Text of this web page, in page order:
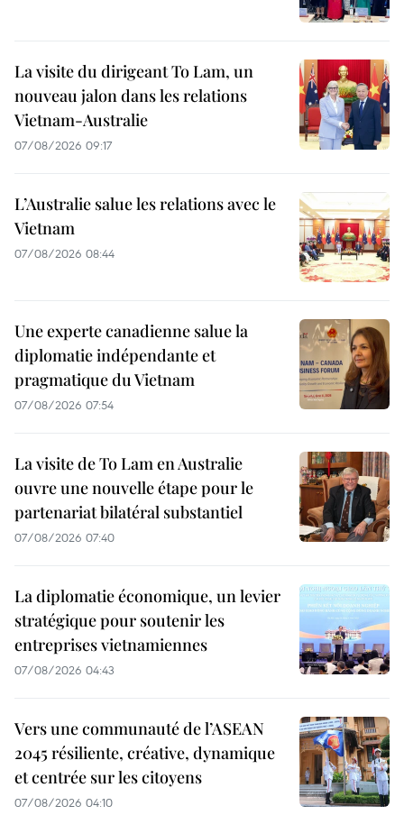
La visite du dirigeant To Lam, un
nouveau jalon dans les relations
Vietnam-Australie
07/08/2026 09:17
L’Australie salue les relations avec le
Vietnam
07/08/2026 08:44
Une experte canadienne salue la
diplomatie indépendante et
pragmatique du Vietnam
07/08/2026 07:54
La visite de To Lam en Australie
ouvre une nouvelle étape pour le
partenariat bilatéral substantiel
07/08/2026 07:40
La diplomatie économique, un levier
stratégique pour soutenir les
entreprises vietnamiennes
07/08/2026 04:43
Vers une communauté de l’ASEAN
2045 résiliente, créative, dynamique
et centrée sur les citoyens
07/08/2026 04:10